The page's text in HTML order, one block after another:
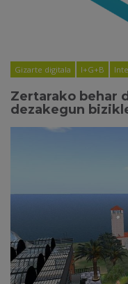
Gizarte digitala I+G+B
Zertarako behar
dezakegun